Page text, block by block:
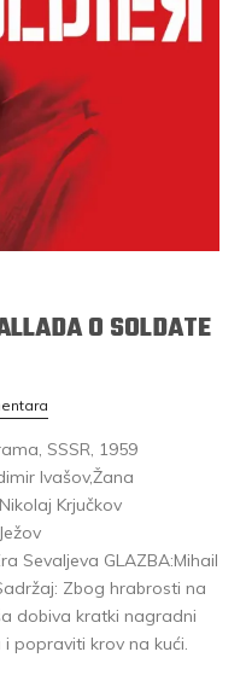
O SOLDATE
SSSR, 1959
Ivašov,Žana
Krjučkov
Sevaljeva GLAZBA:Mihail
Zbog hrabrosti na
dobiva kratki nagradni
popraviti krov na kući.